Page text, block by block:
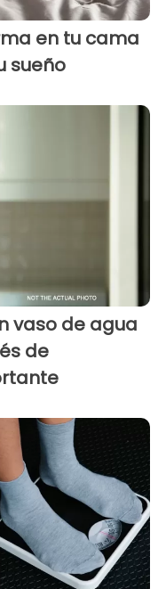
en tu cama
sueño
vaso de agua
de